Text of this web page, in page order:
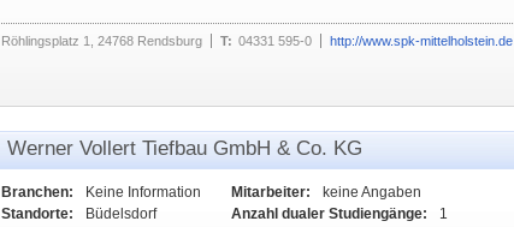
Röhlingsplatz 1, 24768 Rendsburg T: 04331 595-0 http://www.spk-mittelholstein.de
Werner Vollert Tiefbau GmbH & Co. KG
Branchen:
Keine Information
Standorte:
Büdelsdorf
Mitarbeiter:
keine Angaben
Anzahl dualer Studiengänge:
1